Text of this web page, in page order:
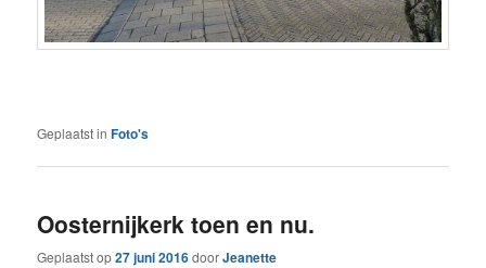
Geplaatst in Foto's
Oosternijkerk toen en nu.
Geplaatst op27 juni 2016doorJeanette